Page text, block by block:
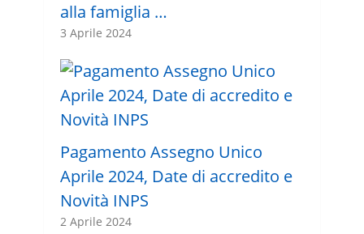
alla famiglia …
3 Aprile 2024
Pagamento Assegno Unico
Aprile 2024, Date di accredito e
Novità INPS
2 Aprile 2024